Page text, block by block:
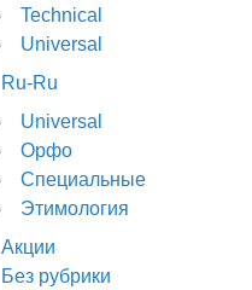
Technical
Universal
Ru-Ru
Universal
Орфо
Специальные
Этимология
Акции
Без рубрики